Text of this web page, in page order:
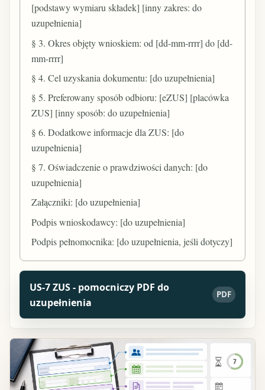
[podstawy wymiaru składek] [inny zakres: do
uzupełnienia]
§ 3. Okres objęty wnioskiem: od [dd-mm-rrrr] do [dd-
mm-rrrr]
§ 4. Cel uzyskania dokumentu: [do uzupełnienia]
§ 5. Preferowany sposób odbioru: [eZUS] [placówka
ZUS] [inny sposób: do uzupełnienia]
§ 6. Dodatkowe informacje dla ZUS: [do
uzupełnienia]
§ 7. Oświadczenie o prawdziwości danych: [do
uzupełnienia]
Załączniki: [do uzupełnienia]
Podpis wnioskodawcy: [do uzupełnienia]
Podpis pełnomocnika: [do uzupełnienia, jeśli dotyczy]
US-7 ZUS - pomocniczy PDF do
uzupełnienia
PDF